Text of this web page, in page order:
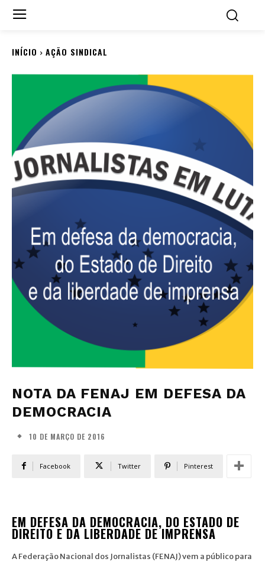
INÍCIO AÇÃO SINDICAL
NOTA DA FENAJ EM DEFESA DA
DEMOCRACIA
10 DE MARÇO DE 2016
Facebook Twitter Pinterest
EM DEFESA DA DEMOCRACIA, DO ESTADO DE
DIREITO E DA LIBERDADE DE IMPRENSA
A Federação Nacional dos Jornalistas (FENAJ) vem a público para